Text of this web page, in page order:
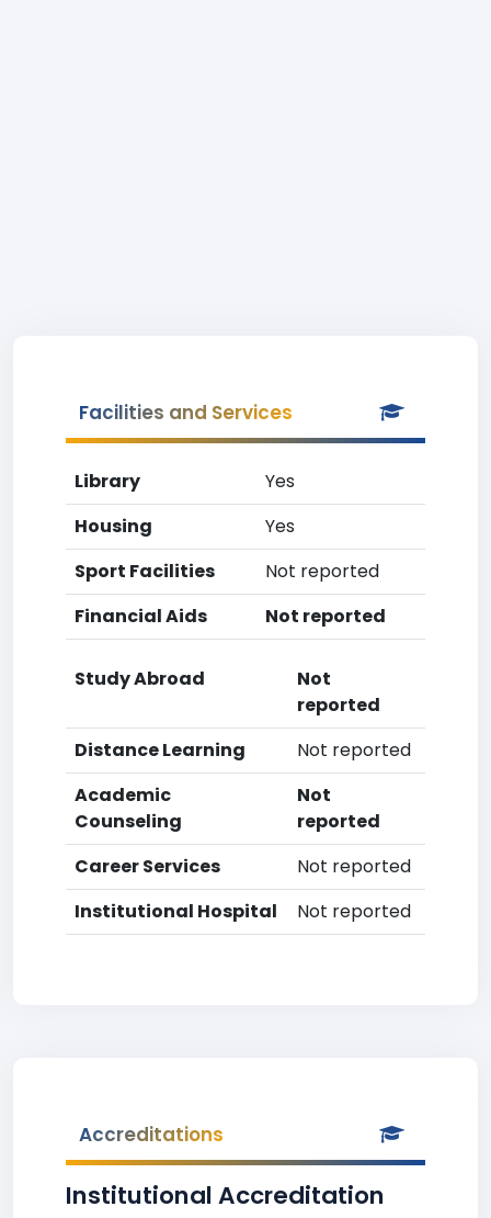
Facilities and Services
Library
Yes
Housing
Yes
Sport Facilities
Not reported
Financial Aids
Not reported
Study Abroad
Not
reported
Distance Learning
Not reported
Academic
Counseling
Not
reported
Career Services
Not reported
Institutional Hospital
Not reported
Accreditations
Institutional Accreditation